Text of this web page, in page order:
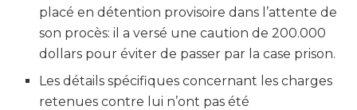
placé en détention provisoire dans l’attente de
son procès: il a versé une caution de 200.000
dollars pour éviter de passer par la case prison.
Les détails spécifiques concernant les charges
retenues contre lui n’ont pas été